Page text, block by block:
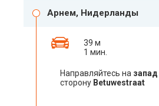
Арнем, Нидерланды
39 м
1 мин.
Направляйтесь на запад
сторону Betuwestraat